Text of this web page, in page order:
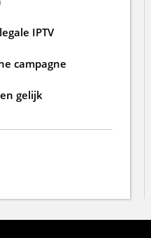
IPTV
campagne
gelijk